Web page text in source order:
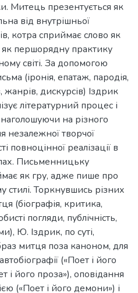
Митець презентується як
від внутрішньої
котра сприймає слово як
як першорядну практику
світі. За допомогою
(іронія, епатаж, пародія,
жанрів, дискурсів) Іздрик
літературний процес і
на різного
незалежної творчої
повноцінної реалізації в
Письменницьку
як гру, адже пише про
стилі. Торкнувшись різних
(біографія, критика,
погляди, публічність,
Ю. Іздрик, по суті,
митця поза каноном, для
(«Поет і його
і його проза»), оповідання
(«Поет і його демони») і